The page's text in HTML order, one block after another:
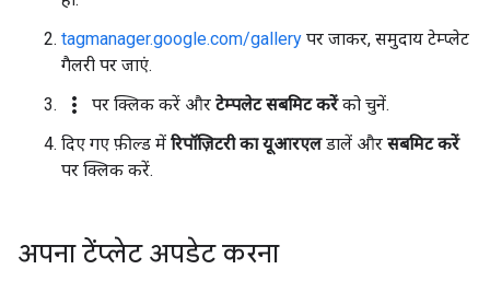
tagmanager.google.com/gallery पर जाकर, समुदाय टेम्प्लेट
गैलरी पर जाएं.
more_vert पर क्लिक करें और टेम्पलेट सबमिट करेंको चुनें.
दिए गए फ़ील्ड में रिपॉज़िटरी का यूआरएलडालें और सबमिट करें
पर क्लिक करें.
अपना टेंप्लेट अपडेट करना